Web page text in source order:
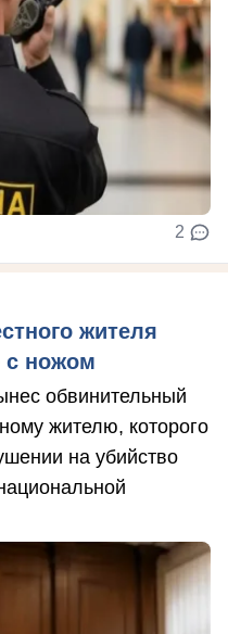
2
жителя
с ножом
обвинительный
жителю, которого
на убийство